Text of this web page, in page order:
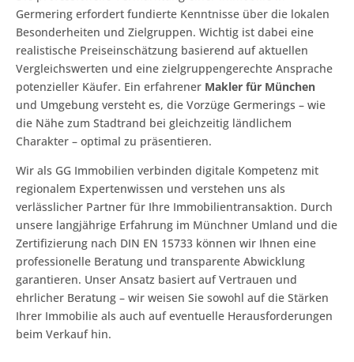
Germering erfordert fundierte Kenntnisse über die lokalen
Besonderheiten und Zielgruppen. Wichtig ist dabei eine
realistische Preiseinschätzung basierend auf aktuellen
Vergleichswerten und eine zielgruppengerechte Ansprache
potenzieller Käufer. Ein erfahrener Makler für München
und Umgebung versteht es, die Vorzüge Germerings – wie
die Nähe zum Stadtrand bei gleichzeitig ländlichem
Charakter – optimal zu präsentieren.
Wir als GG Immobilien verbinden digitale Kompetenz mit
regionalem Expertenwissen und verstehen uns als
verlässlicher Partner für Ihre Immobilientransaktion. Durch
unsere langjährige Erfahrung im Münchner Umland und die
Zertifizierung nach DIN EN 15733 können wir Ihnen eine
professionelle Beratung und transparente Abwicklung
garantieren. Unser Ansatz basiert auf Vertrauen und
ehrlicher Beratung – wir weisen Sie sowohl auf die Stärken
Ihrer Immobilie als auch auf eventuelle Herausforderungen
beim Verkauf hin.